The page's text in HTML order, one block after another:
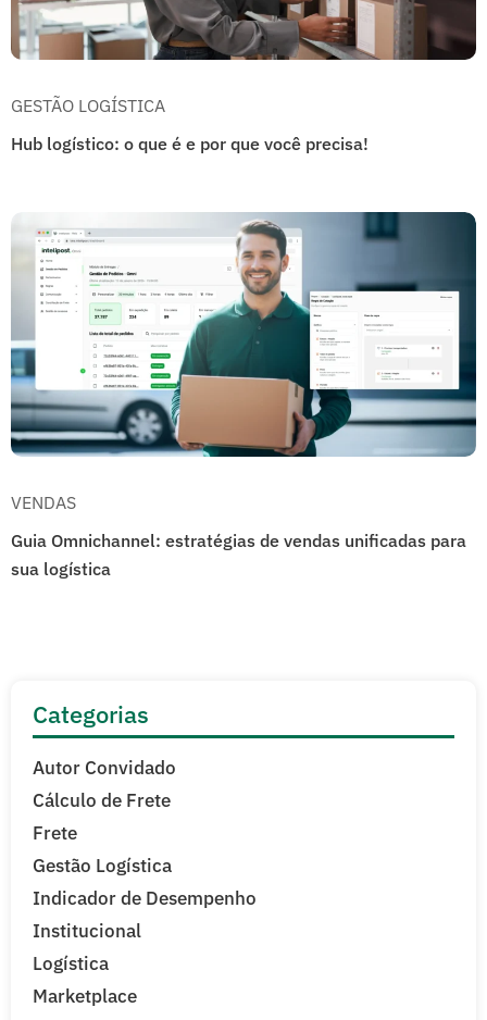
GESTÃO LOGÍSTICA
Hub logístico: o que é e por que você precisa!
VENDAS
Guia Omnichannel: estratégias de vendas unificadas para
sua logística
Categorias
Autor Convidado
Cálculo de Frete
Frete
Gestão Logística
Indicador de Desempenho
Institucional
Logística
Marketplace